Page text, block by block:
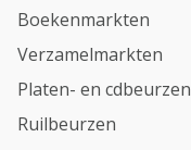
Boekenmarkten
Verzamelmarkten
Platen- en cdbeurzen
Ruilbeurzen